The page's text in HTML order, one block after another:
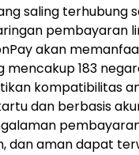
saling terhubung
pembayaran
akan
mencakup 183
kompatibilitas
dan berbasis
dan aman dapat